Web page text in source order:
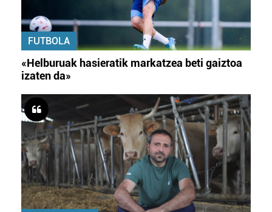
FUTBOLA
«Helburuak hasieratik markatzea beti gaiztoa
izaten da»